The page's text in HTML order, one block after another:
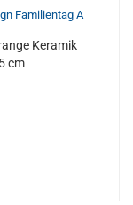
Keramik
cm